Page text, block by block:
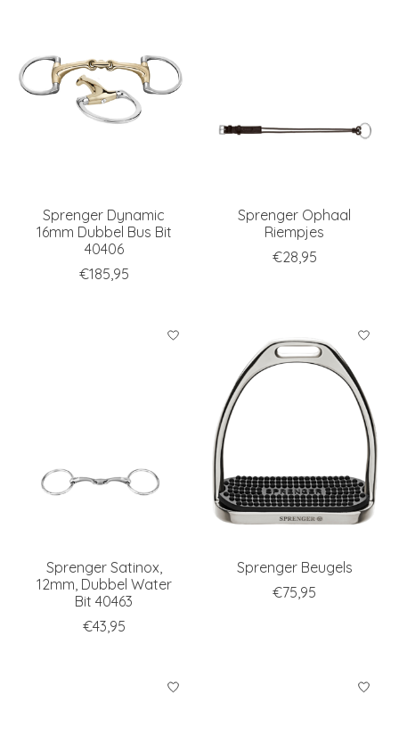
Sprenger Dynamic
16mm Dubbel Bus Bit
40406
€185,95
Sprenger Ophaal
Riempjes
€28,95
Sprenger Satinox,
12mm, Dubbel Water
Bit 40463
€43,95
Sprenger Beugels
€75,95